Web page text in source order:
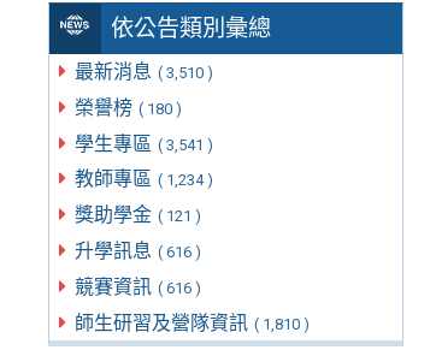
依公告類別彙總
最新消息 ( 3,510 )
榮譽榜 ( 180 )
學生專區 ( 3,541 )
教師專區 ( 1,234 )
獎助學金 ( 121 )
升學訊息 ( 616 )
競賽資訊 ( 616 )
師生研習及營隊資訊 ( 1,810 )